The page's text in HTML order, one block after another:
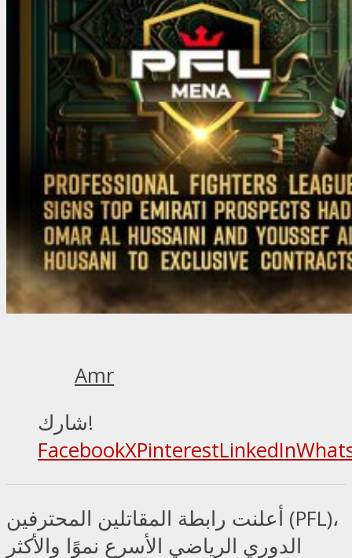
Amr
شارك!
FacebookXPinterestLinkedIn
أعلنت رابطة المقاتلين المحترفين (PFL)،
الدوري الرياضي الأسرع نموًا والأكثر